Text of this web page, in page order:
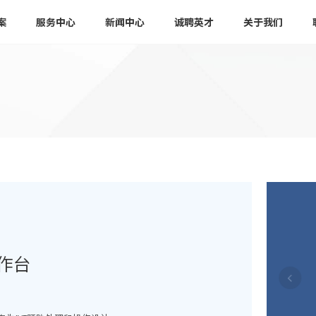
服务中心 新闻中心 诚聘英才 关于我们
台